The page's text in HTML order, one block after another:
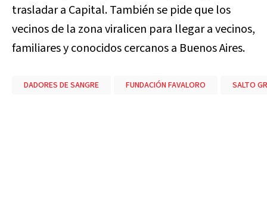
trasladar a Capital. También se pide que los
vecinos de la zona viralicen para llegar a vecinos,
familiares y conocidos cercanos a Buenos Aires.
DADORES DE SANGRE FUNDACIÓN FAVALORO SALTO